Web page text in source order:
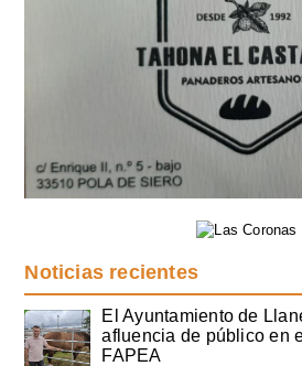
Noticias recientes
El Ayuntamiento de
afluencia de público en
FAPEA